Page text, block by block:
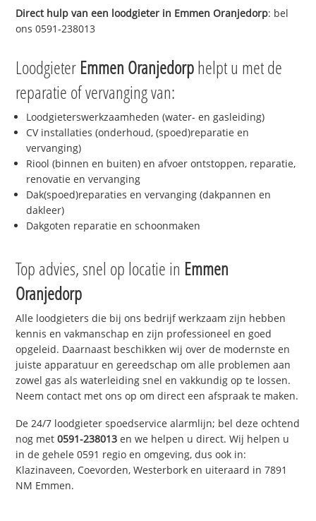
Direct hulp van een loodgieter in Emmen Oranjedorp: bel
ons 0591-238013
Loodgieter Emmen Oranjedorphelpt u met de
reparatie of vervanging van:
Loodgieterswerkzaamheden (water- en gasleiding)
CV installaties (onderhoud, (spoed)reparatie en
vervanging)
Riool (binnen en buiten) en afvoer ontstoppen, reparatie,
renovatie en vervanging
Dak(spoed)reparaties en vervanging (dakpannen en
dakleer)
Dakgoten reparatie en schoonmaken
Top advies, snel op locatie in Emmen
Oranjedorp
Alle loodgieters die bij ons bedrijf werkzaam zijn hebben
kennis en vakmanschap en zijn professioneel en goed
opgeleid. Daarnaast beschikken wij over de modernste en
juiste apparatuur en gereedschap om alle problemen aan
zowel gas als waterleiding snel en vakkundig op te lossen.
Neem contact met ons op om direct een afspraak te maken.
De 24/7 loodgieter spoedservice alarmlijn; bel deze ochtend
nog met0591-238013 en we helpen u direct. Wij helpen u
in de gehele 0591 regio en omgeving, dus ook in:
Klazinaveen, Coevorden, Westerbork en uiteraard in 7891
NM Emmen.